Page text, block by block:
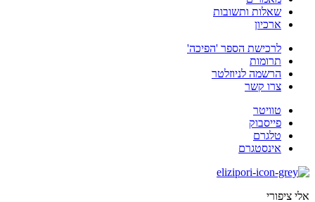
שאלות ותשובות
ארכיון
לרכישת הספר 'הפיכה'
תרומות
הרשמה לניוזלטר
צרו קשר
טוויטר
פייסבוק
טלגרם
אינסטגרם
אלי ציפורי